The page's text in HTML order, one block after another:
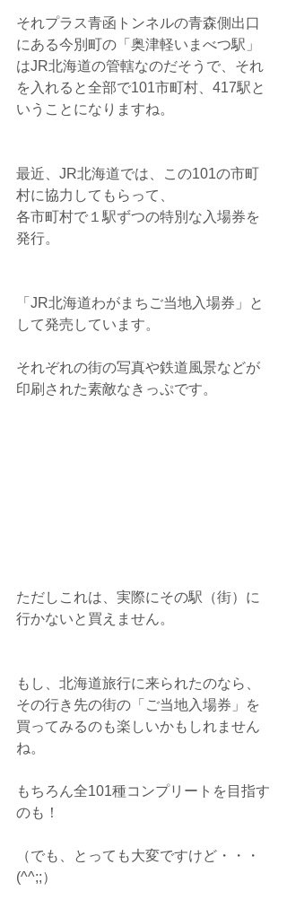
それプラス青函トンネルの青森側出口
にある今別町の「奥津軽いまべつ駅」
はJR北海道の管轄なのだそうで、それ
を入れると全部で101市町村、417駅と
いうことになりますね。
最近、JR北海道では、この101の市町
村に協力してもらって、
各市町村で１駅ずつの特別な入場券を
発行。
「JR北海道わがまちご当地入場券」と
して発売しています。
それぞれの街の写真や鉄道風景などが
印刷された素敵なきっぷです。
ただしこれは、実際にその駅（街）に
行かないと買えません。
もし、北海道旅行に来られたのなら、
その行き先の街の「ご当地入場券」を
買ってみるのも楽しいかもしれません
ね。
もちろん全101種コンプリートを目指す
のも！
（でも、とっても大変ですけど・・・
(^^;;）